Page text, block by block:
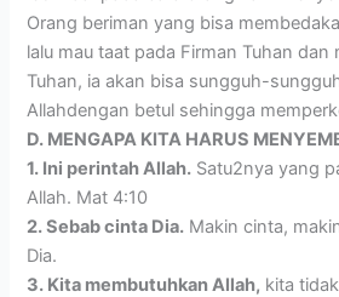
Orang beriman yang bisa
lalu mau taat pada Firman Tuhan dan
Tuhan, ia akan bisa sungguh-
Allahdengan betul sehingga
D. MENGAPA KITA HARUS
1. Ini perintah Allah. Satu2nya yang
Allah. Mat 4:10
2. Sebab cinta Dia. Makin cinta,
Dia.
3. Kita membutuhkan Allah, kita